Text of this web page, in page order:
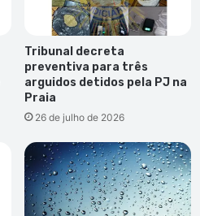
Tribunal decreta
preventiva para três
arguidos detidos pela PJ na
Praia
26 de julho de 2026